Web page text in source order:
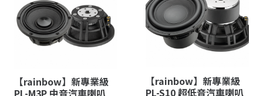
【rainbow】新專業級
【rainbow】新專業級
PL-S10 超低音汽車喇叭